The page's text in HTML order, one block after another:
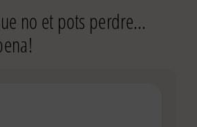
no et pots perdre…